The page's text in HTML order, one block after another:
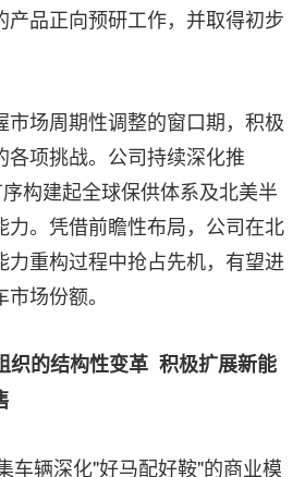
产品正向预研工作，并取得初步
市场周期性调整的窗口期，积极
各项挑战。公司持续深化推
构建起全球保供体系及北美半
力。凭借前瞻性布局，公司在北
力重构过程中抢占先机，有望进
场份额。
织的结构性变革 积极扩展新能
车辆深化"好马配好鞍"的商业模